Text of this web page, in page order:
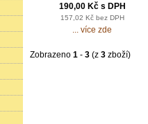
190,00 Kč s DPH
157,02 Kč bez DPH
... více zde
Zobrazeno 1 - 3 (z 3 zboží)